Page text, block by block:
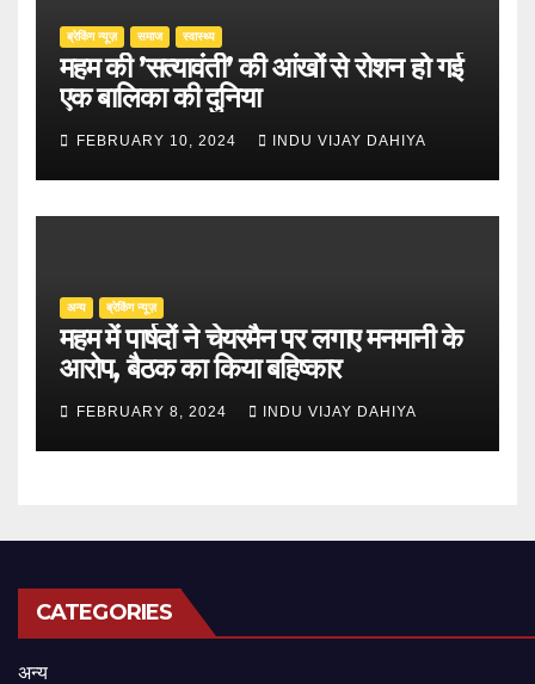
ब्रेकिंग न्यूज़ समाज स्वास्थ्य
महम की ’सत्यावंती’ की आंखों से रोशन हो गई
एक बालिका की दुनिया
FEBRUARY 10, 2024 INDU VIJAY DAHIYA
अन्य ब्रेकिंग न्यूज़
महम में पार्षदों ने चेयरमैन पर लगाए मनमानी के
आरोप, बैठक का किया बहिष्कार
FEBRUARY 8, 2024 INDU VIJAY DAHIYA
CATEGORIES
अन्य